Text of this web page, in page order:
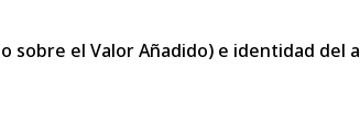
el Valor Añadido) e identidad del